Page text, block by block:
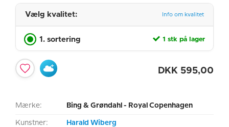
Vælg kvalitet: Info om kvalitet
1. sortering 1 stk på lager
DKK 595,00
Mærke: Bing & Grøndahl - Royal Copenhagen
Kunstner: Harald Wiberg